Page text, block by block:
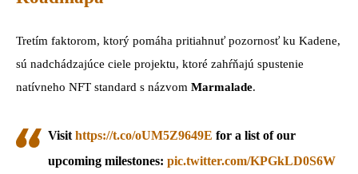
Tretím faktorom, ktorý pomáha pritiahnuť pozornosť ku Kadene,
sú nadchádzajúce ciele projektu, ktoré zahŕňajú spustenie
natívneho NFT standard s názvom Marmalade.
Visit https://t.co/oUM5Z9649E for a list of our
upcoming milestones: pic.twitter.com/KPGkLD0S6W